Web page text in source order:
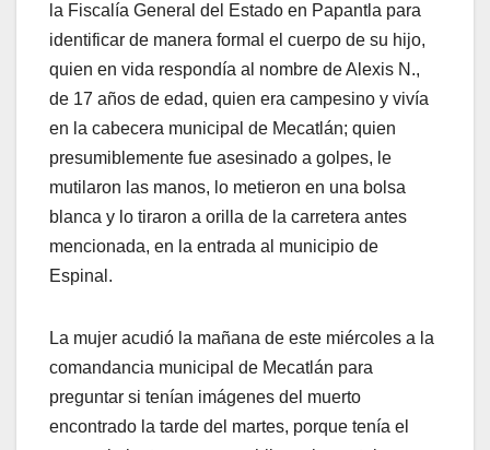
la Fiscalía General del Estado en Papantla para
identificar de manera formal el cuerpo de su hijo,
quien en vida respondía al nombre de Alexis N.,
de 17 años de edad, quien era campesino y vivía
en la cabecera municipal de Mecatlán; quien
presumiblemente fue asesinado a golpes, le
mutilaron las manos, lo metieron en una bolsa
blanca y lo tiraron a orilla de la carretera antes
mencionada, en la entrada al municipio de
Espinal.
La mujer acudió la mañana de este miércoles a la
comandancia municipal de Mecatlán para
preguntar si tenían imágenes del muerto
encontrado la tarde del martes, porque tenía el